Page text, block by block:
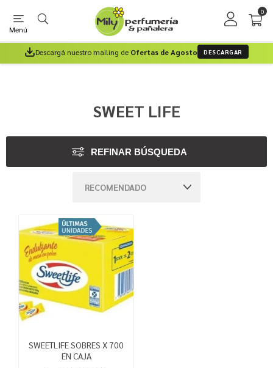
Menú
0
Descargá nuestro mailing de Ofertas de Agosto DESCARGAR
SWEET LIFE
REFINAR BÚSQUEDA
SWEETLIFE SOBRES X 700
EN CAJA